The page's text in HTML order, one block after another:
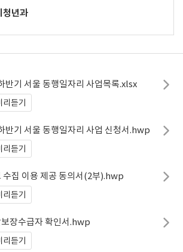
청년과
반기 서울 동행일자리 사업목록.xlsx
리듣기
반기 서울 동행일자리 사업 신청서.hwp
리듣기
수집 이용 제공 동의서(2부).hwp
리듣기
장수급자 확인서.hwp
리듣기